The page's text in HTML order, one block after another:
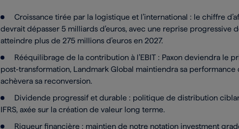
Croissance tirée par la logistique et l’international : le chiffre
devrait dépasser 5 milliards d’euros, avec une reprise progressive
atteindre plus de 275 millions d’euros en 2027.
Rééquilibrage de la contribution à l’EBIT : Paxon deviendra le
post-transformation, Landmark Global maintiendra sa performance
achèvera sa reconversion.
Dividende progressif et durable : politique de distribution
IFRS, axée sur la création de valeur long terme.
Rigueur financière : maintien de notre notation investment